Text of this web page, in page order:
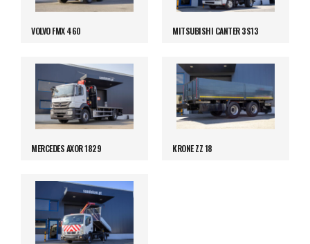
VOLVO FMX 460 MITSUBISHI CANTER 3S13
MERCEDES AXOR 1829 KRONE ZZ 18